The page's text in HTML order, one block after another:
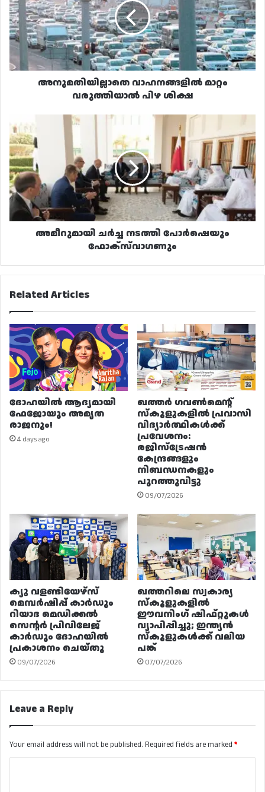
വരുത്തിയാൽ
പിഴ
ശിക്ഷ
അനുമതിയില്ലാതെ വാഹനങ്ങളിൽ മാറ്റം
വരുത്തിയാൽ പിഴ ശിക്ഷ
ചർച്ച
നടത്തി
പോർഷെയും
ഫോക്‌സ്‌വാഗണും
അമീറുമായി ചർച്ച നടത്തി പോർഷെയും
ഫോക്‌സ്‌വാഗണും
Related Articles
ദോഹയിൽ ആദ്യമായി
ഫേജോയും അമൃത
രാജനും!
4 days ago
ഖത്തർ ഗവൺമെന്റ്
സ്കൂളുകളിൽ പ്രവാസി
വിദ്യാർത്ഥികൾക്ക്
പ്രവേശനം:
രജിസ്ട്രേഷൻ
കേന്ദ്രങ്ങളും
നിബന്ധനകളും
പുറത്തുവിട്ടു
09/07/2026
ക്യു വളണ്ടിയേഴ്‌സ്
മെമ്പർഷിപ്പ് കാർഡും
റിയാദ മെഡിക്കൽ
സെന്റർ പ്രിവിലേജ്
കാർഡും ദോഹയിൽ
പ്രകാശനം ചെയ്തു
09/07/2026
ഖത്തറിലെ സ്വകാര്യ
സ്കൂളുകളിൽ
ഈവനിംഗ് ഷിഫ്റ്റുകൾ
വ്യാപിപ്പിച്ചു; ഇന്ത്യൻ
സ്കൂളുകൾക്ക് വലിയ
പങ്ക്
07/07/2026
Leave a Reply
Your email address will not be published. Required fields are marked *